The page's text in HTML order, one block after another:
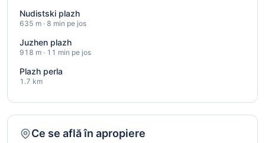
Nudistski plazh
635 m · 8 min pe jos
Juzhen plazh
918 m · 11 min pe jos
Plazh perla
1.7 km
Ce se află în apropiere